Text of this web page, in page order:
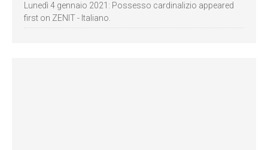
Lunedì 4 gennaio 2021: Possesso cardinalizio appeared
first on ZENIT - Italiano.